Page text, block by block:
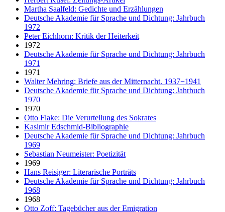
Martha Saalfeld: Gedichte und Erzählungen
Deutsche Akademie für Sprache und Dichtung: Jahrbuch
1972
Peter Eichhorn: Kritik der Heiterkeit
1972
Deutsche Akademie für Sprache und Dichtung: Jahrbuch
1971
1971
Walter Mehring: Briefe aus der Mitternacht. 1937−1941
Deutsche Akademie für Sprache und Dichtung: Jahrbuch
1970
1970
Otto Flake: Die Verurteilung des Sokrates
Kasimir Edschmid-Bibliographie
Deutsche Akademie für Sprache und Dichtung: Jahrbuch
1969
Sebastian Neumeister: Poetizität
1969
Hans Reisiger: Literarische Porträts
Deutsche Akademie für Sprache und Dichtung: Jahrbuch
1968
1968
Otto Zoff: Tagebücher aus der Emigration